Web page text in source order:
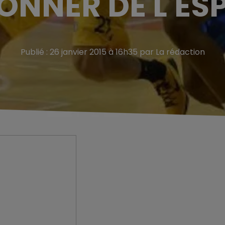
Publié : 26 janvier 2015 à 16h35 par La rédaction